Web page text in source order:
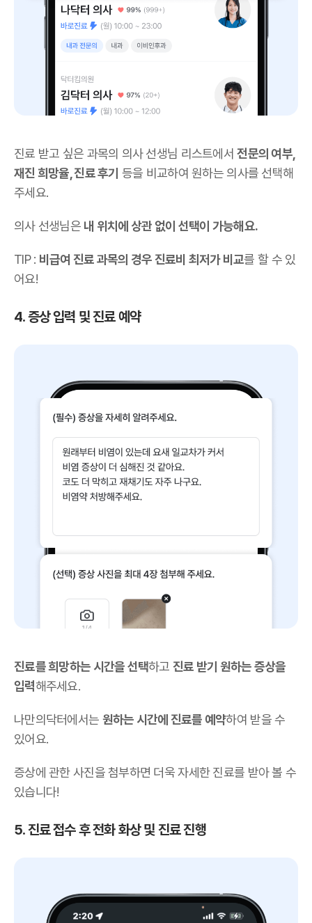
진료 받고 싶은 과목의 의사 선생님 리스트에서전문의 여부,
재진 희망율, 진료 후기 등을 비교하여 원하는 의사를 선택해
주세요.
의사 선생님은 내 위치에 상관 없이 선택이 가능해요.
TIP : 비급여 진료 과목의 경우 진료비 최저가 비교를 할 수 있
어요!
4. 증상 입력 및 진료 예약
진료를 희망하는 시간을 선택하고 진료 받기 원하는 증상을
입력해주세요.
나만의닥터에서는 원하는 시간에 진료를 예약하여 받을 수
있어요.
증상에 관한 사진을 첨부하면 더욱 자세한 진료를 받아 볼 수
있습니다!
5. 진료 접수 후 전화 화상 및 진료 진행